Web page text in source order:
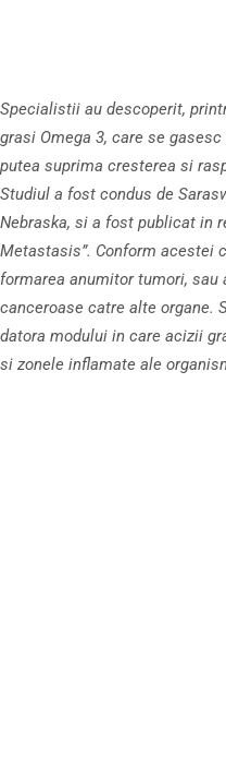
Specialistii au descoperit,
grasi Omega 3, care se
putea suprima cresterea si
Studiul a fost condus de
Nebraska, si a fost publicat in
Metastasis”. Conform acestei
formarea anumitor tumori,
canceroase catre alte organe.
datora modului in care acizii
si zonele inflamate ale